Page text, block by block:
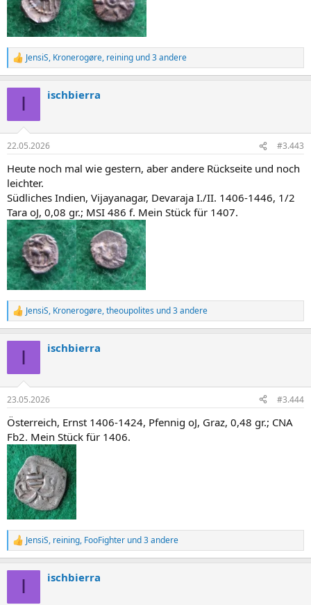
R
e
e
:
JensiS, Kronerogøre, reining und 3 andere
I ischbierra
22.05.2026 #3.443
Heute noch mal wie gestern, aber andere Rückseite und noch
leichter.
Südliches Indien, Vijayanagar, Devaraja I./II. 1406-1446, 1/2
Tara oJ, 0,08 gr.; MSI 486 f. Mein Stück für 1407.
R
e
e
n
:
JensiS, Kronerogøre,theoupolites und 3 andere
I ischbierra
23.05.2026 #3.444
Österreich, Ernst 1406-1424, Pfennig oJ, Graz, 0,48 gr.; CNA
Fb2. Mein Stück für 1406.
R
e
JensiS, reining, FooFighter und 3 andere
I ischbierra